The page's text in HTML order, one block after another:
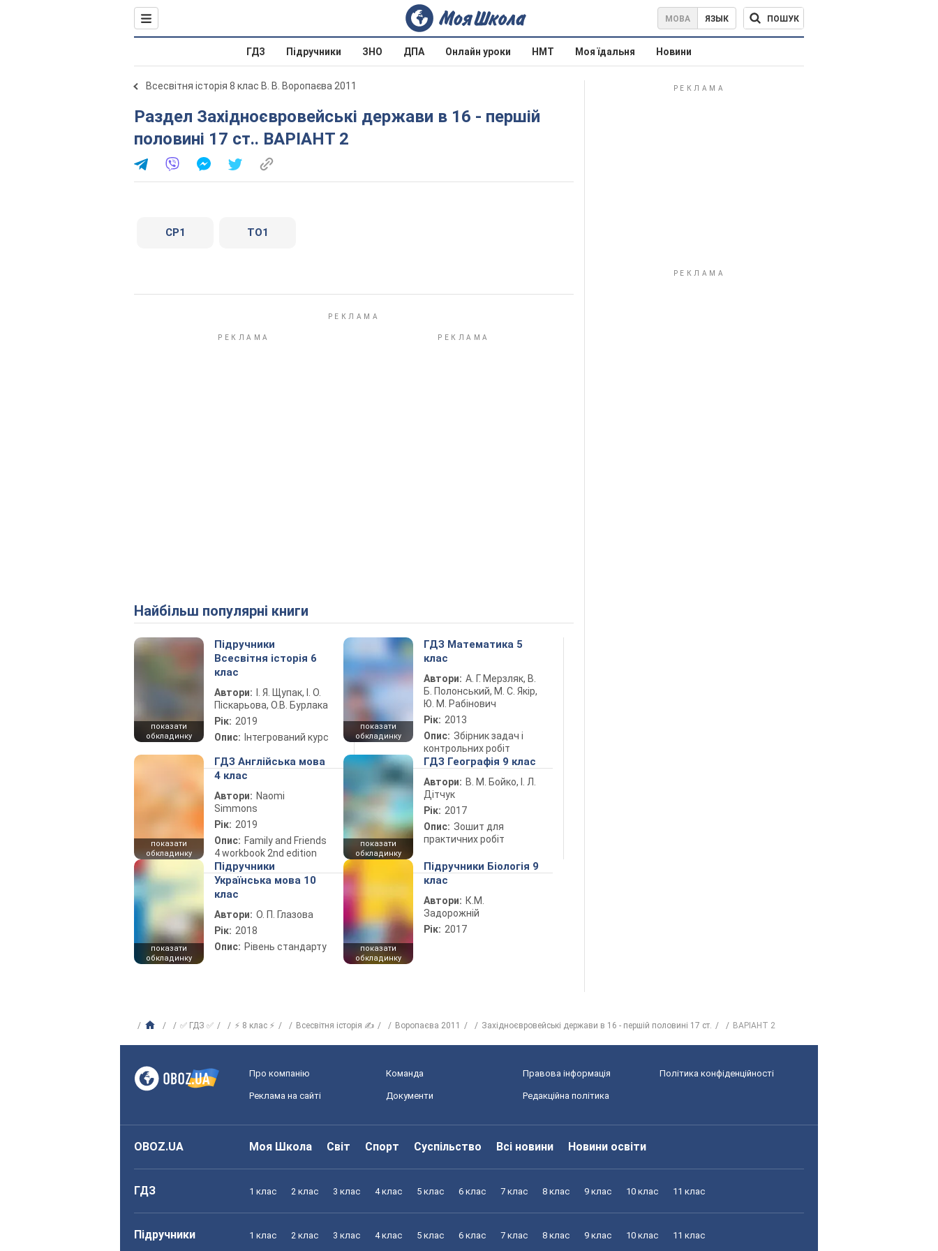
МОВА ЯЗЫК ПОШУК
ГДЗ Підручники ЗНО ДПА Онлайн уроки НМТ Моя їдальня Новини
Всесвітня історія 8 клас В. В. Воропаєва 2011
Раздел Західноєвровейські держави в 16 - першій
половині 17 ст.. ВАРІАНТ 2
СР1 ТО1
Найбільш популярні книги
показати
обкладинку
Підручники
Всесвітня історія 6
клас
Автори:
І. Я. Щупак, І. О.
Піскарьова, О.В. Бурлака
Рік: 2019
Опис: Інтегрований курс
показати
обкладинку
ГДЗ Математика 5
клас
Автори: А. Г. Мерзляк, В.
Б. Полонський, М. С. Якір,
Ю. М. Рабінович
Рік: 2013
Опис: Збірник задач і
контрольних робіт
показати
обкладинку
ГДЗ Англійська мова
4 клас
Автори: Naomi
Simmons
Рік: 2019
Опис: Family and Friends
4 workbook 2nd edition
показати
обкладинку
ГДЗ Географія 9 клас
Автори: В. М. Бойко, І. Л.
Дітчук
Рік: 2017
Опис: Зошит для
практичних робіт
показати
обкладинку
Підручники
Українська мова 10
клас
Автори: О. П. Глазова
Рік: 2018
Опис: Рівень стандарту
показати
обкладинку
Підручники Біологія 9
клас
Автори: К.М.
Задорожній
Рік: 2017
✅ ГДЗ ✅ ⚡ 8 клас ⚡ Всесвітня історія ✍ Воропаєва 2011 Західноєвровейські держави в 16 - першій половині 17 ст. ВАРІАНТ 2
Про компанію Команда Правова інформація Політика конфіденційності
Реклама на сайті Документи Редакційна політика
OBOZ.UA Моя Школа Світ Спорт Суспільство Всі новини Новини освіти
ГДЗ 1 клас 2 клас 3 клас 4 клас 5 клас 6 клас 7 клас 8 клас 9 клас 10 клас 11 клас
Підручники 1 клас 2 клас 3 клас 4 клас 5 клас 6 клас 7 клас 8 клас 9 клас 10 клас 11 клас